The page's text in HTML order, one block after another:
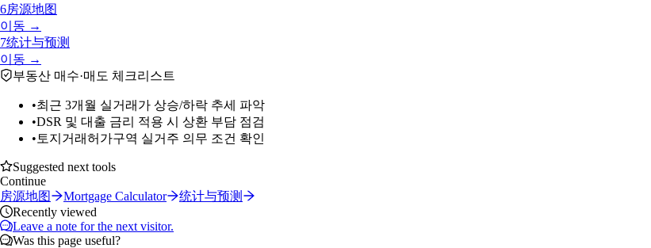
6房源地图
이동 →
7统计与预测
이동 →
부동산 매수·매도 체크리스트
•최근 3개월 실거래가 상승/하락 추세 파악
•DSR 및 대출 금리 적용 시 상환 부담 점검
• 토지거래허가구역 실거주 의무 조건 확인
Suggested next tools
Continue
房源地图
Mortgage Calculator
统计与预测
Recently viewed
Leave a note for the next visitor.
Was this page useful?